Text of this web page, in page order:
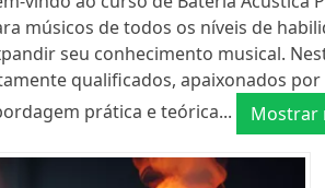
músicos de todos os níveis de
seu conhecimento musical.
qualificados, apaixonados
prática e teórica...
Mostrar